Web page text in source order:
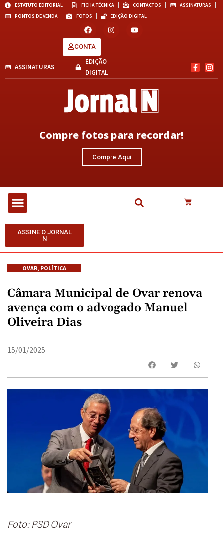
ESTATUTO EDITORIAL FICHA TÉCNICA CONTACTOS
ASSINATURAS
PONTOS DE VENDA
FOTOS EDIÇÃO DIGITAL
CONTA
ASSINATURAS
EDIÇÃO
DIGITAL
Compre fotos para recordar!
Compre Aqui
ASSINE O JORNAL
N
OVAR, POLÍTICA
Câmara Municipal de Ovar renova
avença com o advogado Manuel
Oliveira Dias
15/01/2025
Foto: PSD Ovar